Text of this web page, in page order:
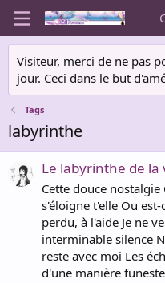
Visiteur, merci de ne pas
jour. Ceci dans le but
Tags
labyrinthe
Le labyrinthe de la
Cette douce
s'éloigne t'elle Ou
perdu, à l'aide Je ne
interminable silence
reste avec moi Les
d'une manière